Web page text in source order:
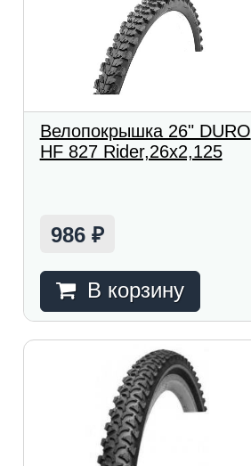
Велопокрышка 26" DURO
HF 827 Rider,26x2,125
986 ₽
В корзину